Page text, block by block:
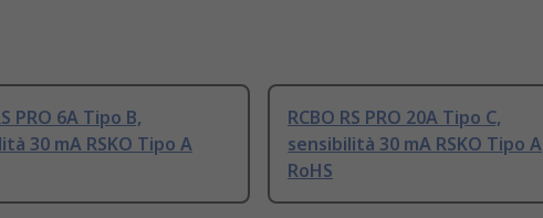
PRO 6A Tipo B,
30 mA RSKO Tipo A
RCBO RS PRO 20A Tipo C,
sensibilità 30 mA RSKO Tipo A
RoHS